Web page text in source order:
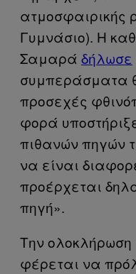
ατμοσφαιρικής
Γυμνάσιο). Η
Σαμαρά δήλωσε
συμπεράσματα
προσεχές
φορά
πιθανών πηγών
να είναι
προέρχεται
πηγή».
Την
φέρεται να